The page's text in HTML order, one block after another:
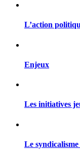
L’action
Enjeux
Les initiatives
Le